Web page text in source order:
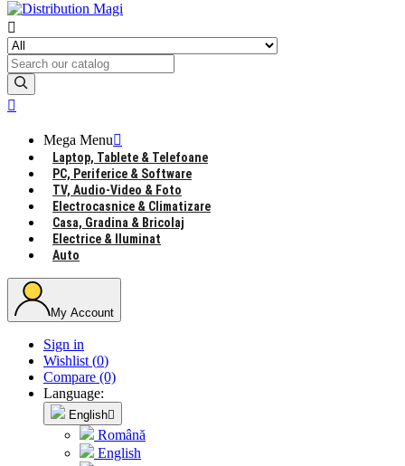


Mega Menu
Laptop, Tablete & Telefoane
PC, Periferice & Software
TV, Audio-Video & Foto
Electrocasnice & Climatizare
Casa, Gradina & Bricolaj
Electrice & Iluminat
Auto
My Account
Sign in
Wishlist (0)
Compare (0)
Language:
English
Română
English